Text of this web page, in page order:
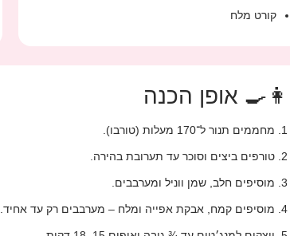
קורט מלח
👩‍🍳 אופן הכנה
מחממים תנור ל־170 מעלות (טורבו).
טורפים ביצים וסוכר עד תערובת בהירה.
מוסיפים חלב, שמן ווניל ומערבבים.
מוסיפים קמח, אבקת אפייה ומלח – מערבבים רק עד אחיד.